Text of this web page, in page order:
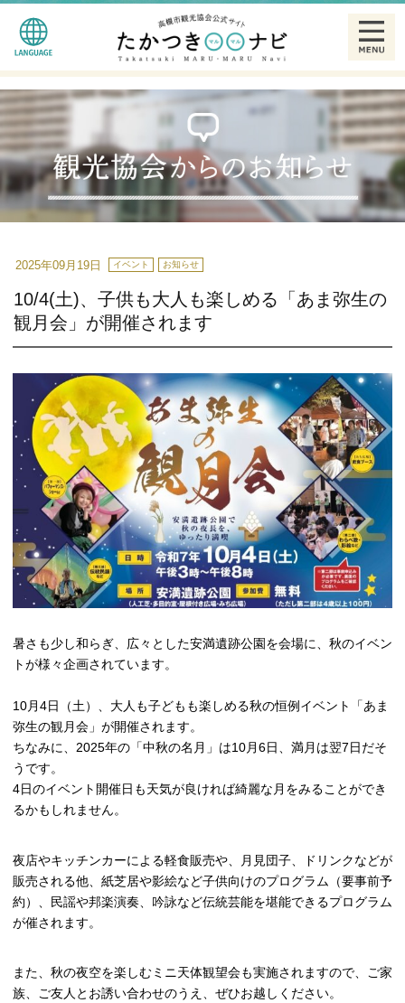
2025年09月19日 イベント お知らせ
10/4(土)、子供も大人も楽しめる「あま弥生の
観月会」が開催されます
暑さも少し和らぎ、広々とした安満遺跡公園を会場に、秋のイベン
トが様々企画されています。
10月4日（土）、大人も子どもも楽しめる秋の恒例イベント「あま
弥生の観月会」が開催されます。
ちなみに、2025年の「中秋の名月」は10月6日、満月は翌7日だそ
うです。
4日のイベント開催日も天気が良ければ綺麗な月をみることができ
るかもしれません。
夜店やキッチンカーによる軽食販売や、月見団子、ドリンクなどが
販売される他、紙芝居や影絵など子供向けのプログラム（要事前予
約）、民謡や邦楽演奏、吟詠など伝統芸能を堪能できるプログラム
が催されます。
また、秋の夜空を楽しむミニ天体観望会も実施されますので、ご家
族、ご友人とお誘い合わせのうえ、ぜひお越しください。
観る
食べる
泊まる
特産品
ギャラリー
散策モデルコース一覧
高槻市観光協会について
お知らせ
はにたん着ぐるみ貸出
たかつきナビゲーター
アクセス
English
简体中文
繁體中文
한글